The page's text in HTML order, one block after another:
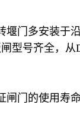
门多安装于
号齐全，从
门的使用寿命